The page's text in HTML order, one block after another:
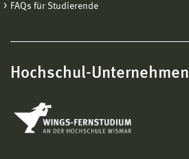
FAQs für Studierende
Hochschul-Unternehmen